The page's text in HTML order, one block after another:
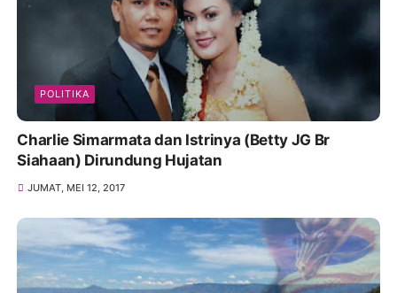
POLITIKA
Charlie Simarmata dan Istrinya (Betty JG Br
Siahaan) Dirundung Hujatan
JUMAT, MEI 12, 2017